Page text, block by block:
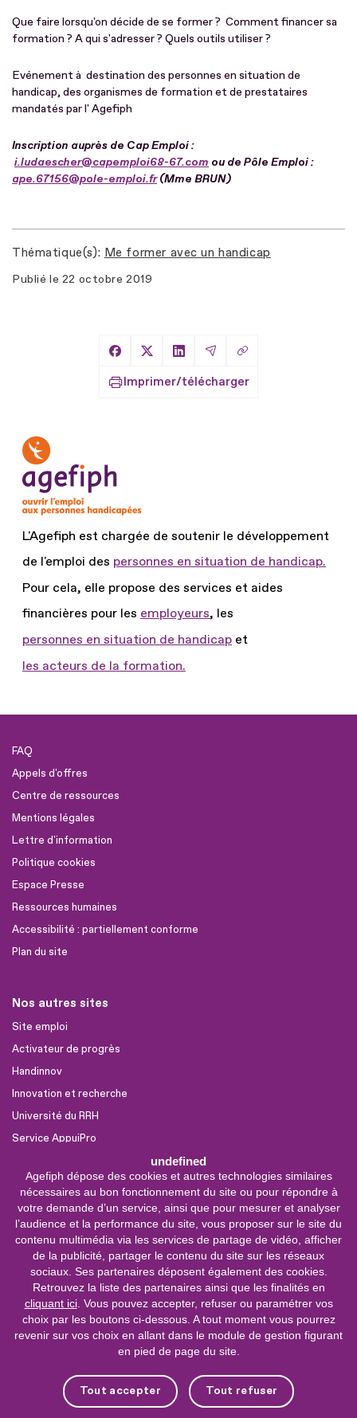
undefined
Agefiph dépose des cookies et autres technologies similaires
nécessaires au bon fonctionnement du site ou pour répondre à
votre demande d’un service, ainsi que pour mesurer et analyser
l’audience et la performance du site, vous proposer sur le site du
contenu multimédia via les services de partage de vidéo, afficher
de la publicité, partager le contenu du site sur les réseaux
sociaux. Ses partenaires déposent également des cookies.
Retrouvez la liste des partenaires ainsi que les finalités en
cliquant ici. Vous pouvez accepter, refuser ou paramétrer vos
choix par les boutons ci-dessous. A tout moment vous pourrez
revenir sur vos choix en allant dans le module de gestion figurant
en pied de page du site.
Tout accepter Tout refuser
Que faire lorsqu'on décide de se former ? Comment financer sa
formation ? A qui s'adresser ? Quels outils utiliser ?
Evénement à destination des personnes en situation de
handicap, des organismes de formation et de prestataires
mandatés par l' Agefiph
Inscription auprès de Cap Emploi :
i.ludaescher@capemploi68-67.com ou de Pôle Emploi :
ape.67156@pole-emploi.fr(Mme BRUN)
Thématique(s) Me former avec un handicap
Publié le 22 octobre 2019
Partager sur Facebook
Partager sur X
Partager sur LinkedIn
Partager par Email
Copier le lien
Imprimer/télécharger
L'Agefiph est chargée de soutenir le développement
de l'emploi des personnes en situation de handicap.
Pour cela, elle propose des services et aides
financières pour les employeurs, les
personnes en situation de handicap et
les acteurs de la formation.
FAQ
Appels d'offres
Centre de ressources
Mentions légales
Lettre d'information
Politique cookies
Espace Presse
Ressources humaines
Accessibilité : partiellement conforme
Plan du site
Nos autres sites
Site emploi
Activateur de progrès
Handinnov
Innovation et recherche
Université du RRH
Service AppuiPro
Nous suivre
Youtube
Linkedin
Facebook
0 800 11 10 09
Service &
appel gratuits
Nous contacter
Plateforme de mise en contact LSF